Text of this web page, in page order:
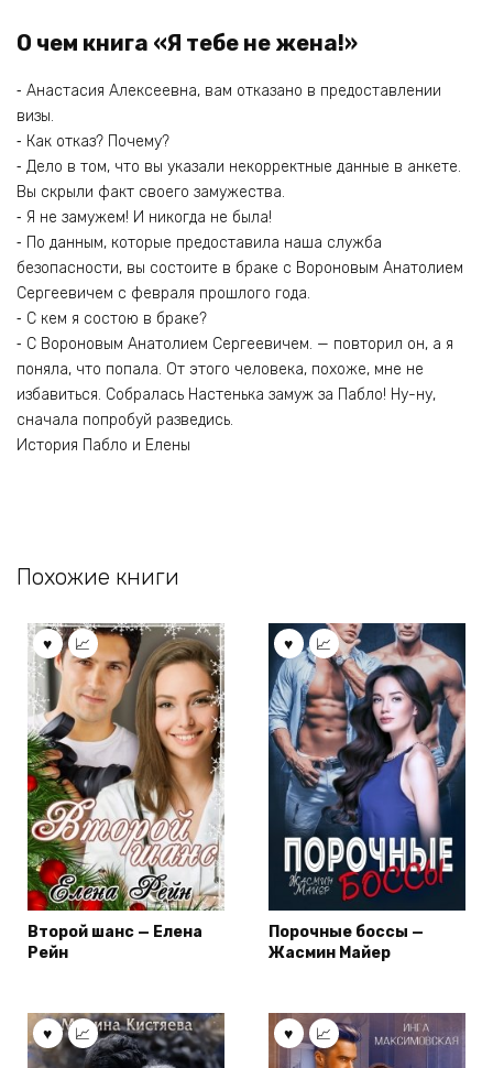
О чем книга «Я тебе не жена!»
⁃ Анастасия Алексеевна, вам отказано в предоставлении
визы.
⁃ Как отказ? Почему?
⁃ Дело в том, что вы указали некорректные данные в анкете.
Вы скрыли факт своего замужества.
⁃ Я не замужем! И никогда не была!
⁃ По данным, которые предоставила наша служба
безопасности, вы состоите в браке с Вороновым Анатолием
Сергеевичем с февраля прошлого года.
⁃ С кем я состою в браке?
⁃ С Вороновым Анатолием Сергеевичем. — повторил он, а я
поняла, что попала. От этого человека, похоже, мне не
избавиться. Собралась Настенька замуж за Пабло! Ну-ну,
сначала попробуй разведись.
История Пабло и Елены
Похожие книги
Второй шанс — Елена
Рейн
Порочные боссы —
Жасмин Майер